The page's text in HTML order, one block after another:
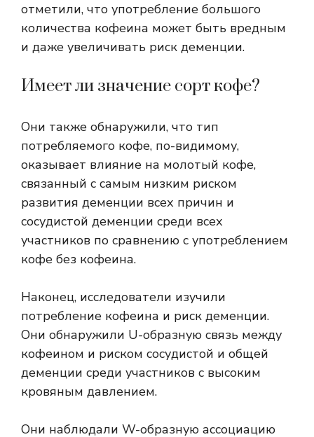
отметили, что употребление большого
количества кофеина может быть вредным
и даже увеличивать риск деменции.
Имеет ли значение сорт кофе?
Они также обнаружили, что тип
потребляемого кофе, по-видимому,
оказывает влияние на молотый кофе,
связанный с самым низким риском
развития деменции всех причин и
сосудистой деменции среди всех
участников по сравнению с употреблением
кофе без кофеина.
Наконец, исследователи изучили
потребление кофеина и риск деменции.
Они обнаружили U-образную связь между
кофеином и риском сосудистой и общей
деменции среди участников с высоким
кровяным давлением.
Они наблюдали W-образную ассоциацию